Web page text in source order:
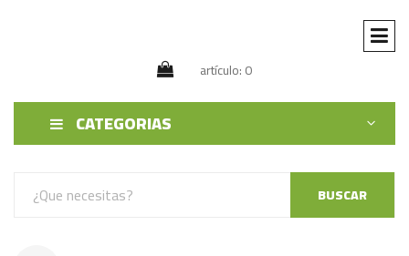
artículo: 0
CATEGORIAS
BUSCAR